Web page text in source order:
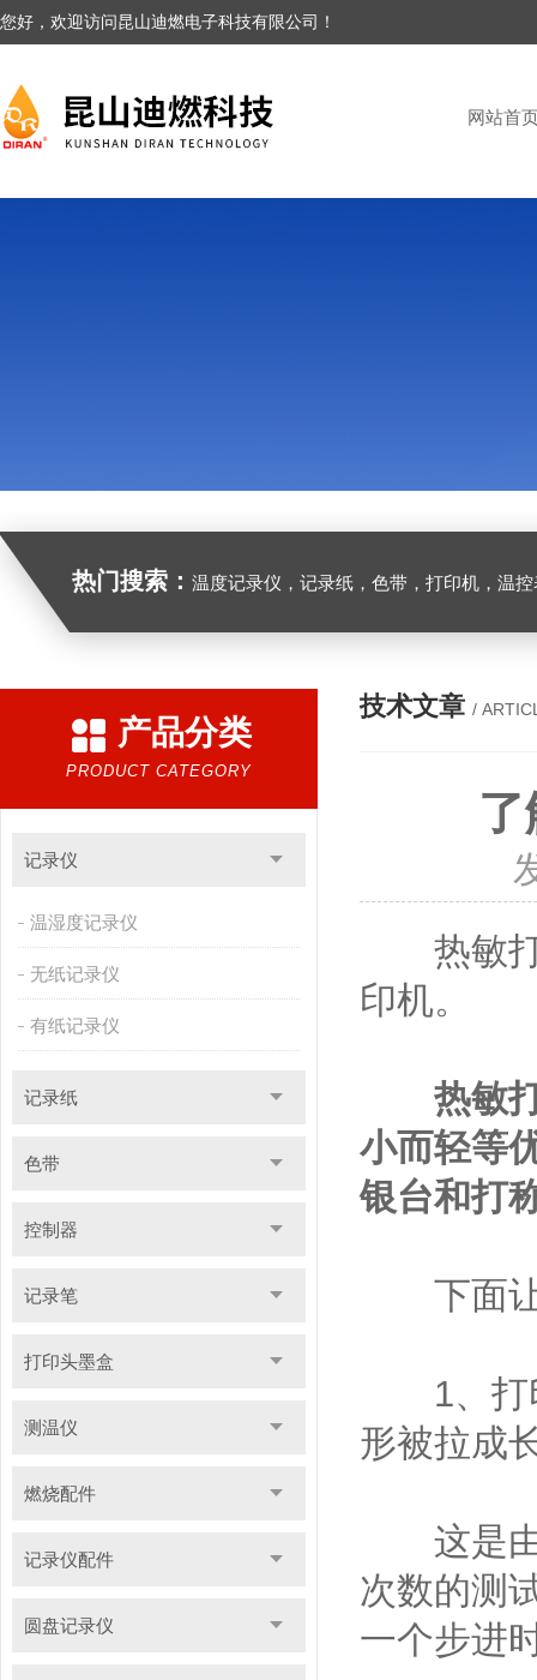
您好，欢迎访问昆山迪燃电子科技有限公司！
网站首
热门搜索： 温度记录仪，记录纸，色带，打印机，温控表
产品分类
PRODUCT CATEGORY
记录仪
温湿度记录仪
无纸记录仪
有纸记录仪
记录纸
色带
控制器
记录笔
打印头墨盒
测温仪
燃烧配件
记录仪配件
圆盘记录仪
技术文章 /
热敏打
印机。
热敏
小而轻等
银台和打
下面让
1、打印
形被拉成
这是由
次数的测
一个步进